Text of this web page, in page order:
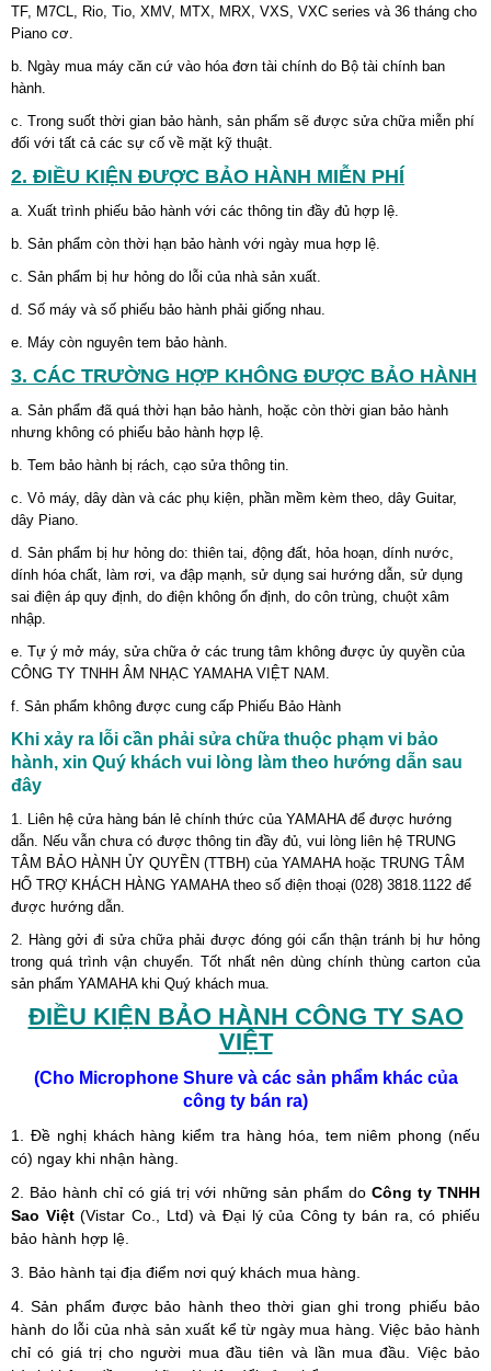
TF, M7CL, Rio, Tio, XMV, MTX, MRX, VXS, VXC series và 36 tháng cho
Piano cơ.
b. Ngày mua máy căn cứ vào hóa đơn tài chính do Bộ tài chính ban
hành.
c. Trong suốt thời gian bảo hành, sản phẩm sẽ được sửa chữa miễn phí
đối với tất cả các sự cố về mặt kỹ thuật.
2. ĐIỀU KIỆN ĐƯỢC BẢO HÀNH MIỄN PHÍ
a. Xuất trình phiếu bảo hành với các thông tin đầy đủ hợp lệ.
b. Sản phẩm còn thời hạn bảo hành với ngày mua hợp lệ.
c. Sản phẩm bị hư hỏng do lỗi của nhà sản xuất.
d. Số máy và số phiếu bảo hành phải giống nhau.
e. Máy còn nguyên tem bảo hành.
3. CÁC TRƯỜNG HỢP KHÔNG ĐƯỢC BẢO HÀNH
a. Sản phẩm đã quá thời hạn bảo hành, hoặc còn thời gian bảo hành
nhưng không có phiếu bảo hành hợp lệ.
b. Tem bảo hành bị rách, cạo sửa thông tin.
c. Vỏ máy, dây dàn và các phụ kiện, phần mềm kèm theo, dây Guitar,
dây Piano.
d. Sản phẩm bị hư hỏng do: thiên tai, động đất, hỏa hoạn, dính nước,
dính hóa chất, làm rơi, va đập mạnh, sử dụng sai hướng dẫn, sử dụng
sai điện áp quy định, do điện không ổn định, do côn trùng, chuột xâm
nhập.
e. Tự ý mở máy, sửa chữa ở các trung tâm không được ủy quyền của
CÔNG TY TNHH ÂM NHẠC YAMAHA VIỆT NAM.
f. Sản phẩm không được cung cấp Phiếu Bảo Hành
Khi xảy ra lỗi cần phải sửa chữa thuộc phạm vi bảo
hành, xin Quý khách vui lòng làm theo hướng dẫn sau
đây
1. Liên hệ cửa hàng bán lẻ chính thức của YAMAHA để được hướng
dẫn. Nếu vẫn chưa có được thông tin đầy đủ, vui lòng liên hệ TRUNG
TÂM BẢO HÀNH ỦY QUYỀN (TTBH) của YAMAHA hoặc TRUNG TÂM
HỔ TRỢ KHÁCH HÀNG YAMAHA theo số điện thoại (028) 3818.1122 để
được hướng dẫn.
2. Hàng gởi đi sửa chữa phải được đóng gói cẩn thận tránh bị hư hỏng
trong quá trình vận chuyển. Tốt nhất nên dùng chính thùng carton của
sản phẩm YAMAHA khi Quý khách mua.
ĐIỀU KIỆN BẢO HÀNH CÔNG TY SAO
VIỆT
(Cho Microphone Shure và các sản phẩm khác của
công ty bán ra)
1. Đề nghị khách hàng kiểm tra hàng hóa, tem niêm phong (nếu
có) ngay khi nhận hàng.
2. Bảo hành chỉ có giá trị với những sản phẩm do Công ty TNHH
Sao Việt(Vistar Co., Ltd) và Đại lý của Công ty bán ra, có phiếu
bảo hành hợp lệ.
3. Bảo hành tại địa điểm nơi quý khách mua hàng.
4. Sản phẩm được bảo hành theo thời gian ghi trong phiếu bảo
hành do lỗi của nhà sản xuất kể từ ngày mua hàng. Việc bảo hành
chỉ có giá trị cho người mua đầu tiên và lần mua đầu. Việc bảo